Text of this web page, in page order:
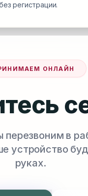
регистрации.
ОНЛАЙН
перезвоним в
устройство
руках.